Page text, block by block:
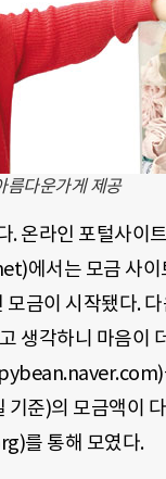
름다운가게 제공
. 온라인 포털사이
에서는 모금 사이
금이 시작됐다.
생각하니 마음이
준)의 모금액이
를 통해 모였다.